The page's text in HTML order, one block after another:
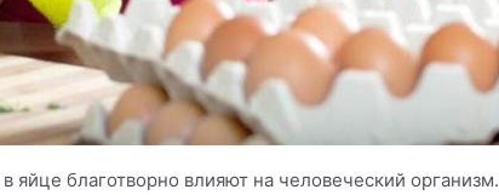
в яйце благотворно влияют на человеческий организм.